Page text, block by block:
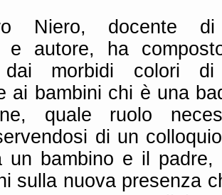
Niero, docente
e autore, ha
dai morbidi colori
ai bambini chi è una
quale ruolo
di un
un bambino e il padre,
sulla nuova presenza